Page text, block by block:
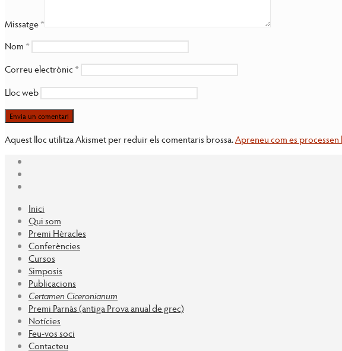
Missatge*
Nom *
Correu electrònic *
Lloc web
Aquest lloc utilitza Akismet per reduir els comentaris brossa.Apreneu com es processen
Inici
Qui som
Premi Hèracles
Conferències
Cursos
Simposis
Publicacions
Certamen Ciceronianum
Premi Parnàs (antiga Prova anual de grec)
Notícies
Feu-vos soci
Contacteu